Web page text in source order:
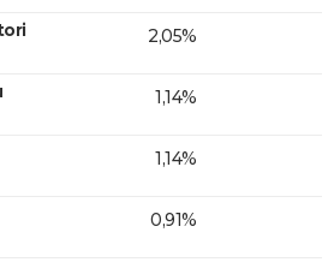
2,05%
1,14%
1,14%
0,91%